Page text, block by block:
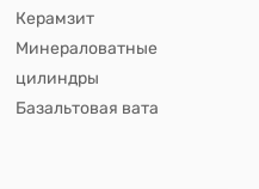
Керамзит
Минераловатные
цилиндры
Базальтовая вата